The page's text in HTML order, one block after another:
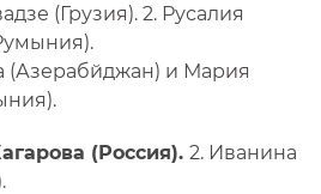
(Грузия). 2. Русалия
(Азерабйджан) и Мария
(Россия). 2. Иванина